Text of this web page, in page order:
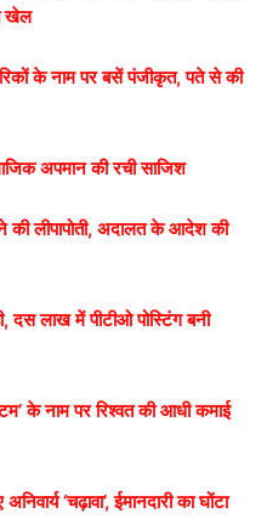
खेल
के नाम पर बसें पंजीकृत, पते से की
अपमान की रची साजिश
की लीपापोती, अदालत के आदेश की
दस लाख में पीटीओ पोस्टिंग बनी
के नाम पर रिश्वत की आधी कमाई
‘चढ़ावा’, ईमानदारी का घोंटा